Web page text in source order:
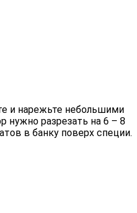
и нарежьте небольшими
нужно разрезать на 6 – 8
в банку поверх специи.